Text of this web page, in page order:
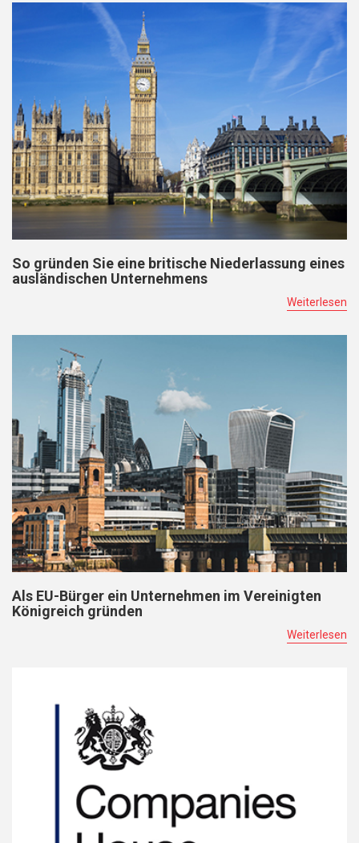
So gründen Sie eine britische Niederlassung eines
ausländischen Unternehmens
Weiterlesen
Als EU-Bürger ein Unternehmen im Vereinigten
Königreich gründen
Weiterlesen